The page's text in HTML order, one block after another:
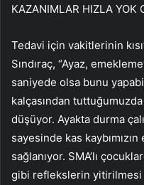
KAZANIMLAR HIZLA YOK
Tedavi için vakitlerinin
Sındıraç, “Ayaz,
saniyede olsa bunu
kalçasından
düşüyor. Ayakta durma
sayesinde kas
sağlanıyor. SMA’lı
gibi reflekslerin yitirilmesi